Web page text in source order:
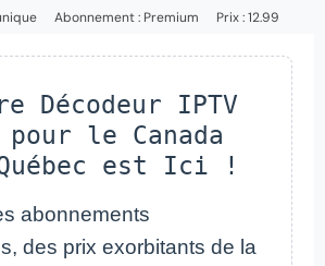
Abonnement : Premium Prix : 12.99
Décodeur IPTV
le Canada
est Ici !
abonnements
des prix exorbitants de la